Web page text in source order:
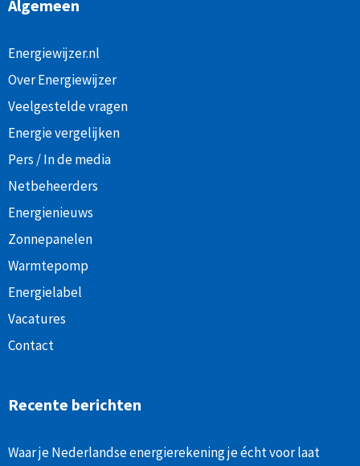
Algemeen
Energiewijzer.nl
Over Energiewijzer
Veelgestelde vragen
Energie vergelijken
Pers / In de media
Netbeheerders
Energienieuws
Zonnepanelen
Warmtepomp
Energielabel
Vacatures
Contact
Recente berichten
Waar je Nederlandse energierekening je écht voor laat